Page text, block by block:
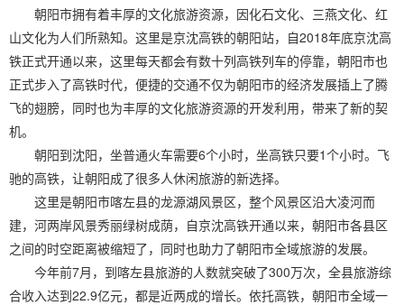
朝阳市拥有着丰厚的文化旅游资源，因化石文化、三燕文化、红
山文化为人们所熟知。这里是京沈高铁的朝阳站，自2018年底京沈高
铁正式开通以来，这里每天都会有数十列高铁列车的停靠，朝阳市也
正式步入了高铁时代，便捷的交通不仅为朝阳市的经济发展插上了腾
飞的翅膀，同时也为丰厚的文化旅游资源的开发利用，带来了新的契
机。
朝阳到沈阳，坐普通火车需要6个小时，坐高铁只要1个小时。飞
驰的高铁，让朝阳成了很多人休闲旅游的新选择。
这里是朝阳市喀左县的龙源湖风景区，整个风景区沿大凌河而
建，河两岸风景秀丽绿树成荫，自京沈高铁开通以来，朝阳市各县区
之间的时空距离被缩短了，同时也助力了朝阳市全域旅游的发展。
今年前7月，到喀左县旅游的人数就突破了300万次，全县旅游综
合收入达到22.9亿元，都是近两成的增长。依托高铁，朝阳市全域一